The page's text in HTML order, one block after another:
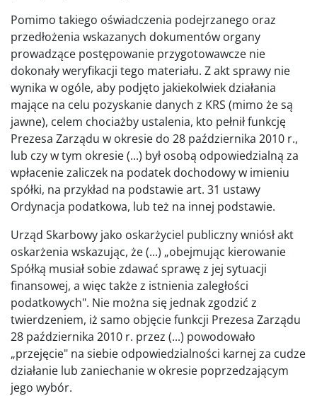
Pomimo takiego oświadczenia podejrzanego oraz
przedłożenia wskazanych dokumentów organy
prowadzące postępowanie przygotowawcze nie
dokonały weryfikacji tego materiału. Z akt sprawy nie
wynika w ogóle, aby podjęto jakiekolwiek działania
mające na celu pozyskanie danych z KRS (mimo że są
jawne), celem chociażby ustalenia, kto pełnił funkcję
Prezesa Zarządu w okresie do 28 października 2010 r.,
lub czy w tym okresie (...) był osobą odpowiedzialną za
wpłacenie zaliczek na podatek dochodowy w imieniu
spółki, na przykład na podstawie art. 31 ustawy
Ordynacja podatkowa, lub też na innej podstawie.
Urząd Skarbowy jako oskarżyciel publiczny wniósł akt
oskarżenia wskazując, że (...) „obejmując kierowanie
Spółką musiał sobie zdawać sprawę z jej sytuacji
finansowej, a więc także z istnienia zaległości
podatkowych". Nie można się jednak zgodzić z
twierdzeniem, iż samo objęcie funkcji Prezesa Zarządu
28 października 2010 r. przez (...) powodowało
„przejęcie" na siebie odpowiedzialności karnej za cudze
działanie lub zaniechanie w okresie poprzedzającym
jego wybór.